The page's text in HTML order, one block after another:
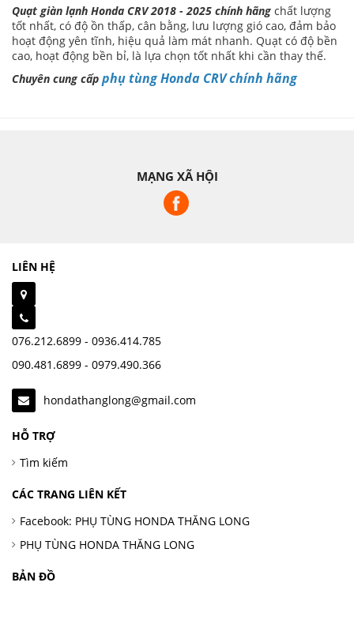
Quạt giàn lạnh Honda CRV 2018 - 2025 chính hãng chất lượng
tốt nhất, có độ ồn thấp, cân bằng, lưu lượng gió cao, đảm bảo
hoạt động yên tĩnh, hiệu quả làm mát nhanh. Quạt có độ bền
cao, hoạt động bền bỉ, là lựa chọn tốt nhất khi cần thay thế.
Chuyên cung cấp phụ tùng Honda CRV chính hãng
MẠNG XÃ HỘI
LIÊN HỆ
076.212.6899 - 0936.414.785
090.481.6899 - 0979.490.366
hondathanglong@gmail.com
HỖ TRỢ
Tìm kiếm
CÁC TRANG LIÊN KẾT
Facebook: PHỤ TÙNG HONDA THĂNG LONG
PHỤ TÙNG HONDA THĂNG LONG
BẢN ĐỒ